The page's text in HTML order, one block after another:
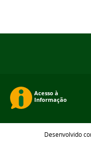
Desenvolvido